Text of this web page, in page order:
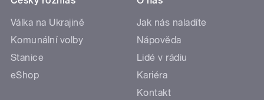
Válka na Ukrajině
Komunální volby
Stanice
eShop
Jak nás naladíte
Nápověda
Lidé v rádiu
Kariéra
Kontakt